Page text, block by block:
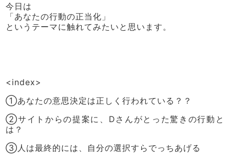
今日は
「あなたの行動の正当化」
というテーマに触れてみたいと思います。
<index>
①あなたの意思決定は正しく行われている？？
②サイトからの提案に、Dさんがとった驚きの行動と
は？
③人は最終的には、自分の選択すらでっちあげる